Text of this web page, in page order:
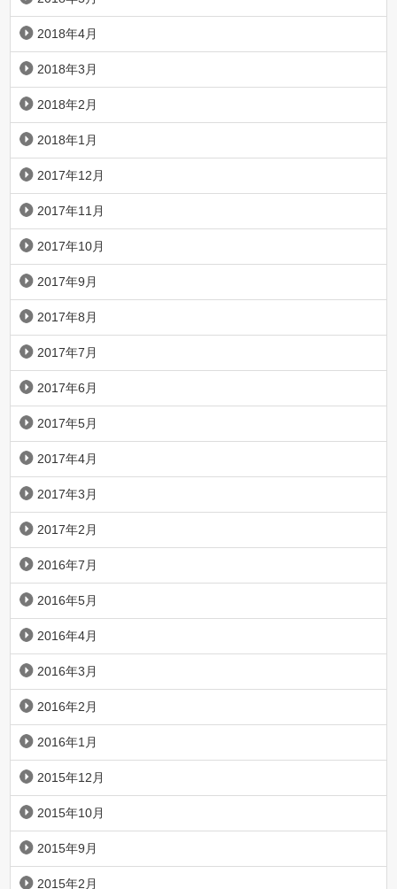
2018年4月
2018年3月
2018年2月
2018年1月
2017年12月
2017年11月
2017年10月
2017年9月
2017年8月
2017年7月
2017年6月
2017年5月
2017年4月
2017年3月
2017年2月
2016年7月
2016年5月
2016年4月
2016年3月
2016年2月
2016年1月
2015年12月
2015年10月
2015年9月
2015年2月